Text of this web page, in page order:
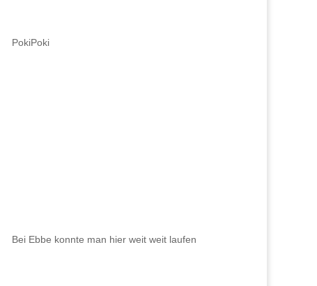
PokiPoki
Bei Ebbe konnte man hier weit weit laufen